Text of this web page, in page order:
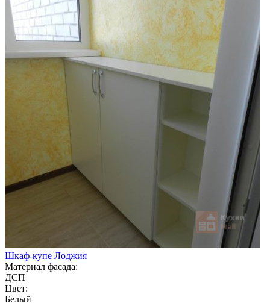
Шкаф-купе Лоджия
Материал фасада:
ДСП
Цвет:
Белый